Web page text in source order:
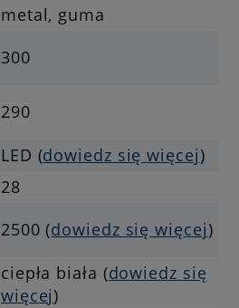
metal, guma
300
290
LED (dowiedz się więcej)
28
2500 (dowiedz się więcej)
ciepła biała (dowiedz się
więcej)